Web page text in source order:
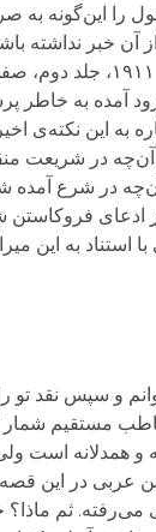
را این‌گونه
خبر نداشته
یعلم ذلک)، (فتوحات
آمده به خاطر
به این نکته‌ی
در شریعت
در شرع آمده
ادعای
به این
مخاطب مستقیم
همدلانه است
در این قصه
ثم ماذا؟